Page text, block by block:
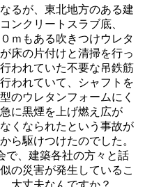
るが、東北地方のある建
ンクリートスラブ底、
ｍもある吹きつけウレタ
床の片付けと清掃を行っ
われていた不要な吊鉄筋
われていて、シャフトを
のウレタンフォームにく
に黒煙を上げ燃え広が
くなられたという事故が
ら駆けつけたのでした。
で、建築各社の方々と話
の災害が発生しているこ